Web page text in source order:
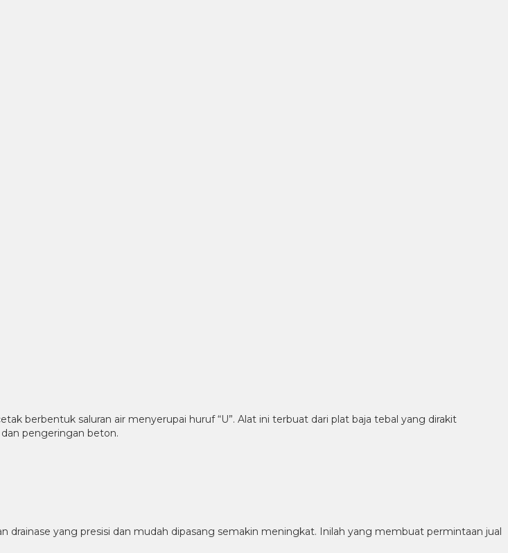
berbentuk saluran air menyerupai huruf “U”. Alat ini terbuat dari plat baja tebal yang dirakit
pengeringan beton.
yang presisi dan mudah dipasang semakin meningkat. Inilah yang membuat permintaan jual